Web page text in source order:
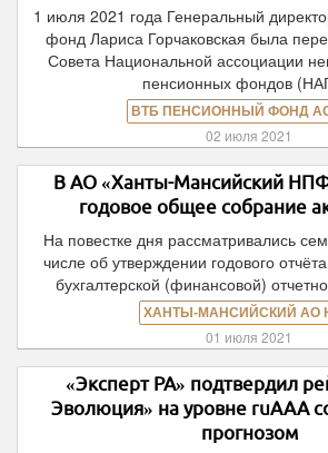
1 июля 2021 года Генеральный
фонд Лариса Горчаковская была
Совета Национальной ассоциации
пенсионных фондов
ВТБ ПЕНСИОННЫЙ ФОНД
02 июля 2021
В АО «Ханты-Мансийский
годовое общее собрание
На повестке дня рассматривались
числе об утверждении годового
бухгалтерской (финансовой)
ХАНТЫ-МАНСИЙСКИЙ АО
01 июля 2021
«Эксперт РА» подтвердил
Эволюция» на уровне ruAAA
прогнозом